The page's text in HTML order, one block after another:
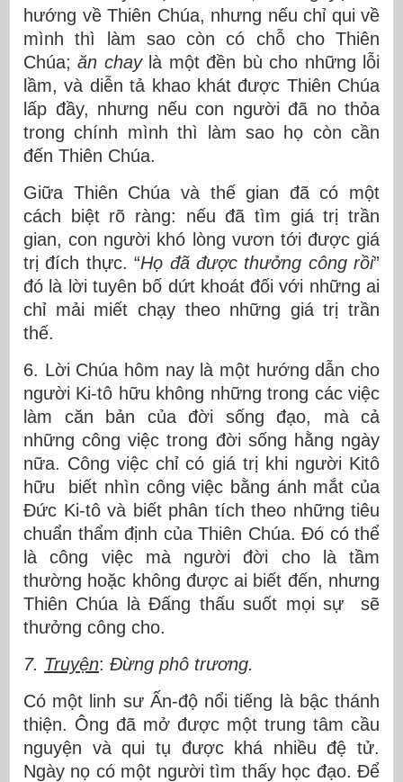
hướng về Thiên Chúa, nhưng nếu chỉ qui về
mình thì làm sao còn có chỗ cho Thiên
Chúa;ăn chaylà một đền bù cho những lỗi
lầm, và diễn tả khao khát được Thiên Chúa
lấp đầy, nhưng nếu con người đã no thỏa
trong chính mình thì làm sao họ còn cần
đến Thiên Chúa.
Giữa Thiên Chúa và thế gian đã có một
cách biệt rõ ràng: nếu đã tìm giá trị trần
gian, con người khó lòng vươn tới được giá
trị đích thực. “Họ đã được thưởng công rồi”
đó là lời tuyên bố dứt khoát đối với những ai
chỉ mải miết chạy theo những giá trị trần
thế.
6. Lời Chúa hôm nay là một hướng dẫn cho
người Ki-tô hữu không những trong các việc
làm căn bản của đời sống đạo, mà cả
những công việc trong đời sống hằng ngày
nữa. Công việc chỉ có giá trị khi người Kitô
hữu biết nhìn công việc bằng ánh mắt của
Đức Ki-tô và biết phân tích theo những tiêu
chuẩn thẩm định của Thiên Chúa. Đó có thể
là công việc mà người đời cho là tầm
thường hoặc không được ai biết đến, nhưng
Thiên Chúa là Đấng thấu suốt mọi sự sẽ
thưởng công cho.
7. Truyện: Đừng phô trương.
Có một linh sư Ấn-độ nổi tiếng là bậc thánh
thiện. Ông đã mở được một trung tâm cầu
nguyện và qui tụ được khá nhiều đệ tử.
Ngày nọ có một người tìm thấy học đạo. Để